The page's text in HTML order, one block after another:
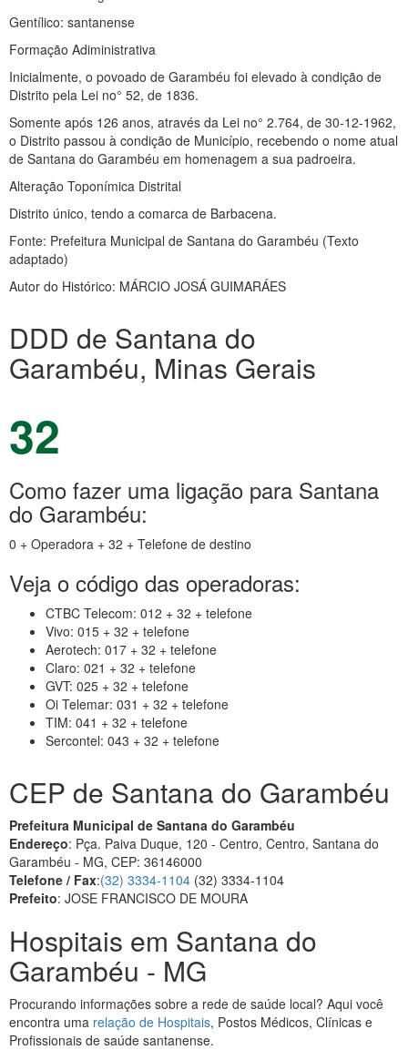
Gentílico: santanense
Formação Adiministrativa
Inicialmente, o povoado de Garambéu foi elevado à condição de
Distrito pela Lei no° 52, de 1836.
Somente após 126 anos, através da Lei no° 2.764, de 30-12-1962,
o Distrito passou à condição de Município, recebendo o nome atual
de Santana do Garambéu em homenagem a sua padroeira.
Alteração Toponímica Distrital
Distrito único, tendo a comarca de Barbacena.
Fonte: Prefeitura Municipal de Santana do Garambéu (Texto
adaptado)
Autor do Histórico: MÁRCIO JOSÁ GUIMARÁES
DDD de Santana do
Garambéu, Minas Gerais
32
Como fazer uma ligação para Santana
do Garambéu:
0 + Operadora + 32 + Telefone de destino
Veja o código das operadoras:
CTBC Telecom: 012 + 32 + telefone
Vivo: 015 + 32 + telefone
Aerotech: 017 + 32 + telefone
Claro: 021 + 32 + telefone
GVT: 025 + 32 + telefone
Oi Telemar: 031 + 32 + telefone
TIM: 041 + 32 + telefone
Sercontel: 043 + 32 + telefone
CEP de Santana do Garambéu
Prefeitura Municipal de Santana do Garambéu
Endereço: Pça. Paiva Duque, 120 - Centro, Centro, Santana do
Garambéu - MG, CEP: 36146000
Telefone / Fax:(32) 3334-1104 (32) 3334-1104
Prefeito: JOSE FRANCISCO DE MOURA
Hospitais em Santana do
Garambéu - MG
Procurando informações sobre a rede de saúde local? Aqui você
encontra uma relação de Hospitais, Postos Médicos, Clínicas e
Profissionais de saúde santanense.